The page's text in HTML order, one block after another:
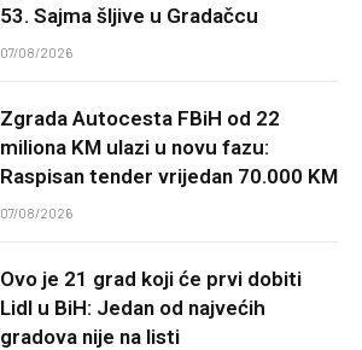
53. Sajma šljive u Gradačcu
07/08/2026
Zgrada Autocesta FBiH od 22
miliona KM ulazi u novu fazu:
Raspisan tender vrijedan 70.000 KM
07/08/2026
Ovo je 21 grad koji će prvi dobiti
Lidl u BiH: Jedan od najvećih
gradova nije na listi